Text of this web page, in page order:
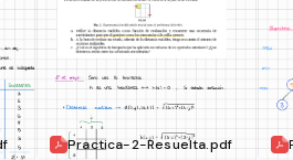
Practica-2-Resuelta.pdf